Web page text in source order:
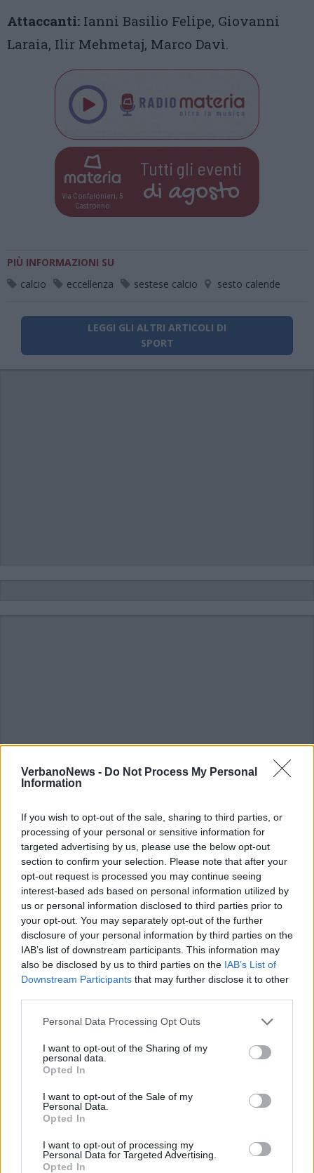
VerbanoNews - Do Not Process My Personal
Information
If you wish to opt-out of the sale, sharing to third parties, or
processing of your personal or sensitive information for
targeted advertising by us, please use the below opt-out
section to confirm your selection. Please note that after your
opt-out request is processed you may continue seeing
interest-based ads based on personal information utilized by
us or personal information disclosed to third parties prior to
your opt-out. You may separately opt-out of the further
disclosure of your personal information by third parties on the
IAB’s list of downstream participants. This information may
also be disclosed by us to third parties on the IAB’s List of
Downstream Participants that may further disclose it to other
Personal Data Processing Opt Outs
I want to opt-out of the Sharing of my
personal data.
Opted In
I want to opt-out of the Sale of my
Personal Data.
Opted In
I want to opt-out of processing my
Personal Data for Targeted Advertising.
Opted In
Attaccanti: Ianni Basilio Felipe, Giovanni
Laraia, Ilir Mehmetaj, Marco Davì.
Via Confalonieri, 5
Castronno
Tutti gli eventi
di agosto
PIÙ INFORMAZIONI SU
calcio
eccellenza sestese calcio sesto calende
LEGGI GLI ALTRI ARTICOLI DI
SPORT
ALTRE NOTIZIE DI SESTO CALENDE
Team Insubrika, storico terzo posto
ai campionati italiani Master di
Riccione